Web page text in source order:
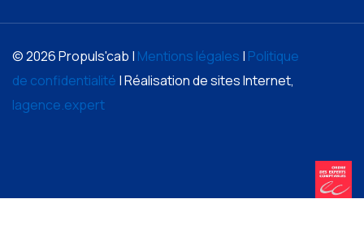
© 2026 Propuls'cab | Mentions légales | Politique
de confidentialité | Réalisation de sites Internet,
lagence.expert